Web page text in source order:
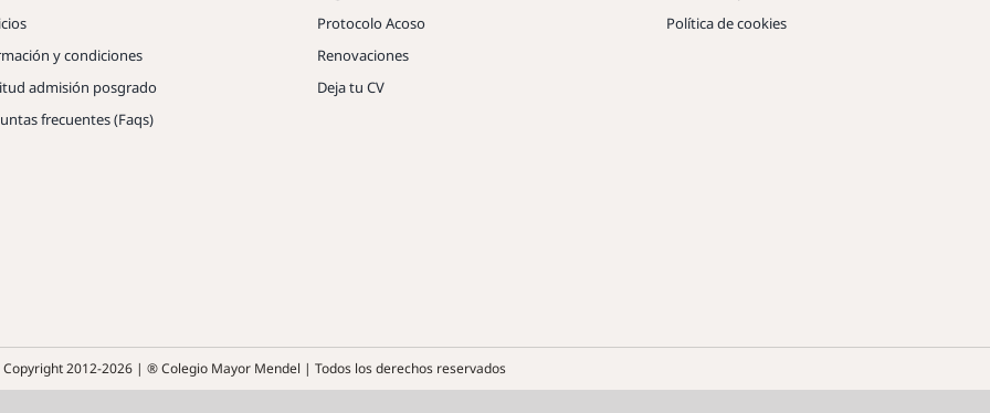
y condiciones
admisión posgrado
frecuentes (Faqs)
Protocolo Acoso
Renovaciones
Deja tu CV
Política de cookies
2012-2026 | ® Colegio Mayor Mendel | Todos los derechos reservados